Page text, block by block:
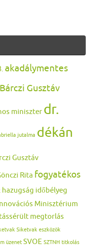
akadálymentes
Bárczi Gusztáv
miniszter dr.
jutalma dékán
Gusztáv
Rita fogyatékos
hazugság időbélyeg
Minisztérium
megtorlás
Siketvak eszközök
üzenet SVOE SZTNH titkolás